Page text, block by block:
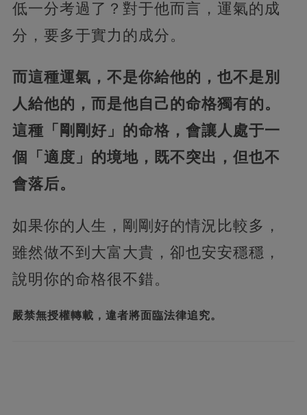
低一分考過了？對于他而言，運氣的成
分，要多于實力的成分。
而這種運氣，不是你給他的，也不是別
人給他的，而是他自己的命格獨有的。
這種「剛剛好」的命格，會讓人處于一
個「適度」的境地，既不突出，但也不
會落后。
如果你的人生，剛剛好的情況比較多，
雖然做不到大富大貴，卻也安安穩穩，
說明你的命格很不錯。
嚴禁無授權轉載，違者將面臨法律追究。